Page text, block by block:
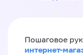
Пошаговое
интернет-